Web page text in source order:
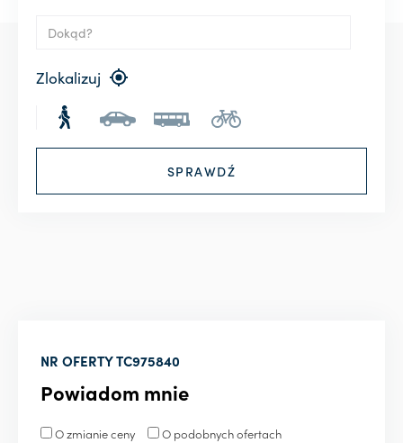
Zlokalizuj
NR OFERTYTC975840
Powiadom mnie
O zmianie ceny O podobnych ofertach